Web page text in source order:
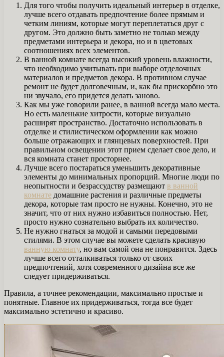
Для того чтобы получить идеальный интерьер в отделке,
лучше всего отдавать предпочтение более прямым и
четким линиям, которые могут переплетаться друг с
другом. Это должно быть заметно не только между
предметами интерьера и декора, но и в цветовых
соотношениях всех элементов.
В ванной комнате всегда высокий уровень влажности,
что необходимо учитывать при выборе отделочных
материалов и предметов декора. В противном случае
ремонт не будет долговечным, и, как бы прискорбно это
ни звучало, его придется делать заново.
Как мы уже говорили ранее, в ванной всегда мало места.
Но есть маленькие хитрости, которые визуально
расширят пространство. Достаточно использовать в
отделке и стилистическом оформлении как можно
больше отражающих и глянцевых поверхностей. При
правильном освещении этот прием сделает свое дело, и
вся комната станет просторнее.
Лучше всего постараться уменьшить декоративные
элементы до минимальных пропорций. Многие люди по
неопытности и безрассудству размещают в ванной
комнате домашние растения и различные предметы
декора, которые там просто не нужны. Конечно, это не
значит, что от них нужно избавиться полностью. Нет,
просто нужно сознательно выбрать их количество.
Не нужно гнаться за модой и самыми передовыми
стилями. В этом случае вы можете сделать красивую
ванную комнату, но вам самой она не понравится. Здесь
лучше всего отталкиваться только от своих
предпочтений, хотя современного дизайна все же
следует придерживаться.
Правила, а точнее рекомендации, максимально простые и
понятные. Главное их придерживаться, тогда все будет
максимально эстетично и красиво.